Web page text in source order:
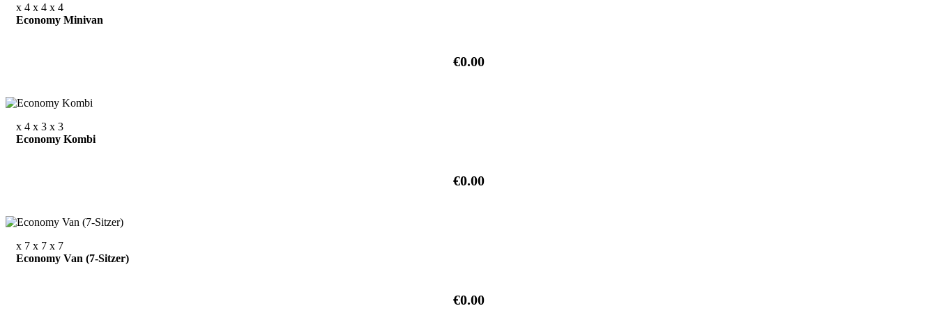
x 4 x 4 x 4
Economy Minivan
€0.00
x 4 x 3 x 3
Economy Kombi
€0.00
x 7 x 7 x 7
Economy Van (7-Sitzer)
€0.00